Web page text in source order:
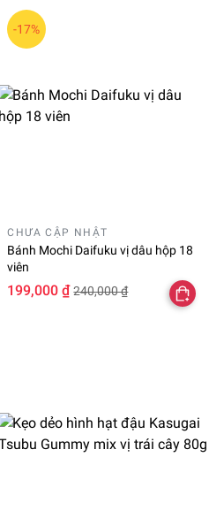
-17%
CHƯA CẬP NHẬT
Bánh Mochi Daifuku vị dâu hộp 18
viên
199,000 ₫ 240,000 ₫